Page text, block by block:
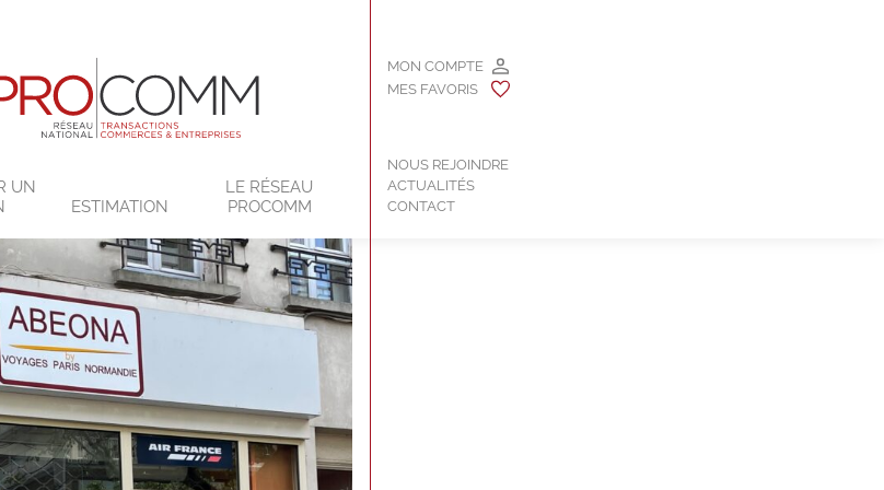
UN
ESTIMATION
LE RÉSEAU
PROCOMM
MON COMPTE
MES FAVORIS
NOUS REJOINDRE
ACTUALITÉS
CONTACT